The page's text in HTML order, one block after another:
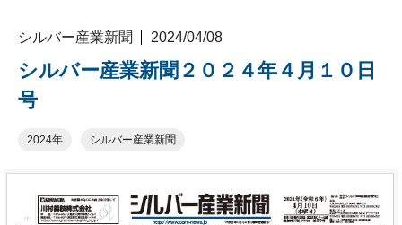
シルバー産業新聞 2024/04/08
シルバー産業新聞２０２４年４月１０日
号
2024年 シルバー産業新聞